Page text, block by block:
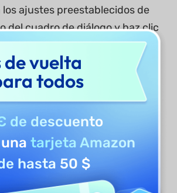
los ajustes preestablecidos de
del cuadro de diálogo y haz clic
generar. La descripción del
se añadirá en el
si haces clic en «Flecha de
añadirá una descripción para
azul claro con un signo
blanco en el centro.
vuelta
todos
de descuento
unatarjeta Amazon
hasta 50 $